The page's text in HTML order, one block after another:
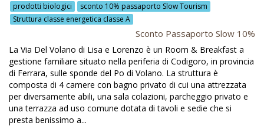
Laboratori didattici
Laboratori per bambini
Laghi
Lago
Lago Trasimeno
Lampade a led e a risparmio energetico
prodotti biologici
sconto 10% passaporto Slow Tourism
Struttura classe energetica classe A
Sconto Passaporto Slow 10%
La Via Del Volano di Lisa e Lorenzo è un Room & Breakfast a
gestione familiare situato nella periferia di Codigoro, in provincia
di Ferrara, sulle sponde del Po di Volano. La struttura è
composta di 4 camere con bagno privato di cui una attrezzata
per diversamente abili, una sala colazioni, parcheggio privato e
una terrazza ad uso comune dotata di tavoli e sedie che si
presta benissimo a...